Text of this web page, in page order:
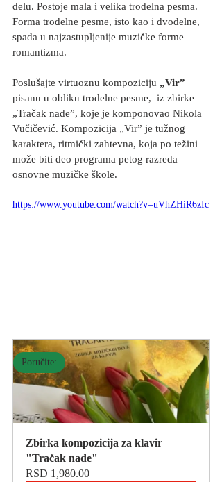
delu. Postoje mala i velika trodelna pesma.
Forma trodelne pesme, isto kao i dvodelne,
spada u najzastupljenije muzičke forme
romantizma.
Poslušajte virtuoznu kompoziciju „Vir”
pisanu u obliku trodelne pesme,  iz zbirke
„Tračak nade”, koje je komponovao Nikola
Vučičević. Kompozicija „Vir” je tužnog
karaktera, ritmički zahtevna, koja po težini
može biti deo programa petog razreda
osnovne muzičke škole.
https://www.youtube.com/watch?v=uVhZHiR6zIc
Poručite:
Zbirka kompozicija za klavir
"Tračak nade"
RSD 1,980.00